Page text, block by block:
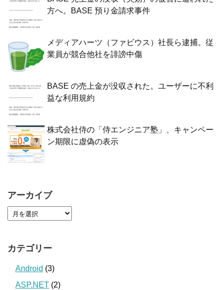
方へ。BASE 預り金請求事件
メディアハーツ（ファビウス）社長ら逮捕。従
業員が競合他社を誹謗中傷
BASE の売上金が没収された。ユーザーに不利
益な利用規約
株式会社侍の「侍エンジニア塾」、キャンペー
ン期限に虚偽の表示
アーカイブ
カテゴリー
Android (3)
ASP.NET (2)